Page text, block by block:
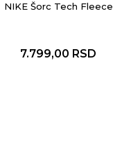
NIKE Šorc Tech Fleece
7.799,00 RSD